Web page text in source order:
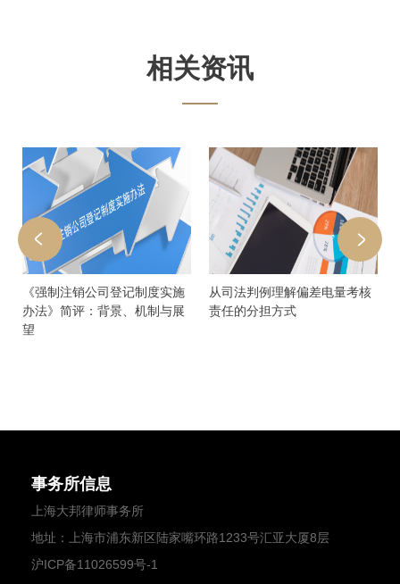
相关资讯
《强制注销公司登记制度实施
办法》简评：背景、机制与展
望
从司法判例理解偏差电量考核
责任的分担方式
事务所信息
上海大邦律师事务所
地址：上海市浦东新区陆家嘴环路1233号汇亚大厦8层
沪ICP备11026599号-1